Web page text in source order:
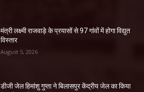
मंत्री लक्ष्मी राजवाड़े के प्रयासों से 97 गांवों में होगा विद्युत
विस्तार
August 5, 2026
डीजी जेल हिमांशु गुप्ता ने बिलासपुर केंद्रीय जेल का किया